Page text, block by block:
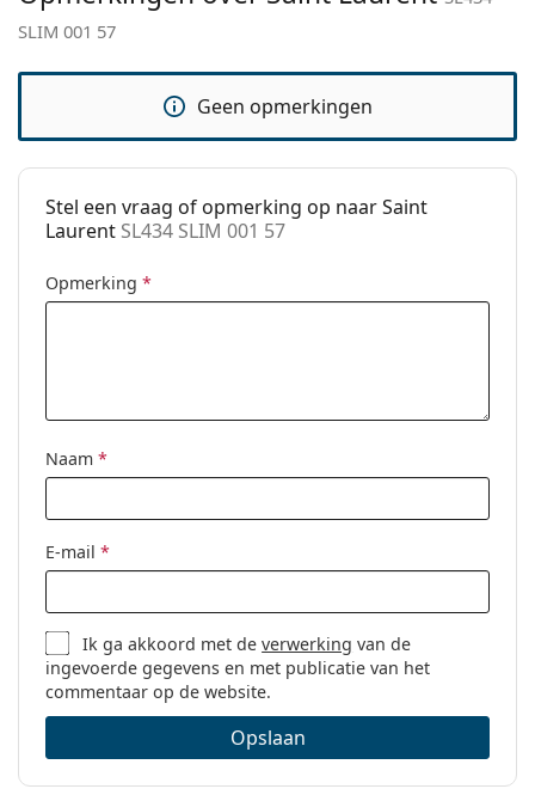
Het is een medisch hulpmiddel. Lees de instructies
pads:
Verende
No
accessoires
Reinigingsdoekje: Ja
Geslacht:
Unisex
Code:
SL434 SLIM 001 57
SLIM 001 57
Geen opmerkingen
Stel een vraag of opmerking op naar Saint
Laurent SL434 SLIM 001 57
Opmerking *
Naam *
E-mail *
Ik ga akkoord met deverwerking van de
ingevoerde gegevens en met publicatie van het
commentaar op de website.
Opslaan